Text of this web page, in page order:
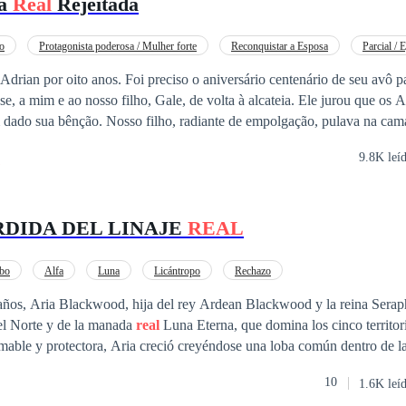
Protagonista poderosa / Mulher forte Reconquistar a Esposa
Parcial /
aniversário centenário de seu avô para que ele
nosso filho, Gale, de volta à alcateia. Ele jurou que os Anciãos da alcateia
empolgação, pulava na cama, segurando a
meu pescoço. — Essa é a marca que papai deu à mamãe! Todo
sanguínea. — Disse, com desdém. — Ela pode imitar um cheiro, mas
se afastou de mim, acariciando gentilmente a verdadeira
que brilhava com uma luz prateada, como a luz da lua. — A Alcateia Blackwood
que não consegue sequer se transformar. — Disse ele. — A
9.8K
DEL LINAJE REAL
Alfa Luna Licántropo Rechazo
Aria Blackwood, hija del rey Ardean Blackwood y la reina
Norte y de la manada real Luna Eterna, que domina los cinco
y protectora, Aria creció creyéndose una loba común dentro de
de Rowan Hale, el heredero de Shadowcrest. Nunca
10 1.6K